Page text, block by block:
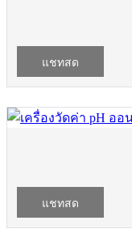
แชทสด
แชทสด